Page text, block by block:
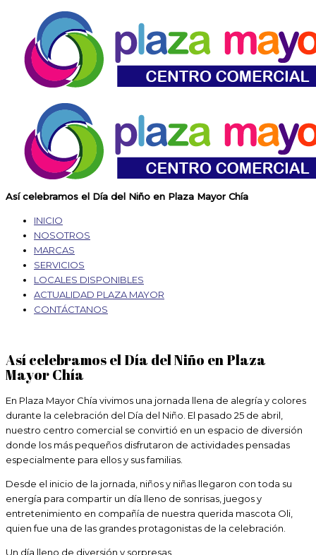
Así celebramos el Día del Niño en Plaza Mayor Chía
INICIO
NOSOTROS
MARCAS
SERVICIOS
LOCALES DISPONIBLES
ACTUALIDAD PLAZA MAYOR
CONTÁCTANOS
Así celebramos el Día del Niño en Plaza
Mayor Chía
En Plaza Mayor Chía vivimos una jornada llena de alegría y colores
durante la celebración del Día del Niño. El pasado 25 de abril,
nuestro centro comercial se convirtió en un espacio de diversión
donde los más pequeños disfrutaron de actividades pensadas
especialmente para ellos y sus familias.
Desde el inicio de la jornada, niños y niñas llegaron con toda su
energía para compartir un día lleno de sonrisas, juegos y
entretenimiento en compañía de nuestra querida mascota Oli,
quien fue una de las grandes protagonistas de la celebración.
Un día lleno de diversión y sorpresas